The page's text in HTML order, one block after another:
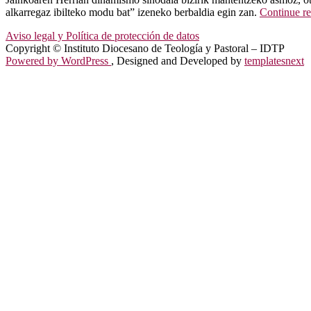
alkarregaz ibilteko modu bat” izeneko berbaldia egin zan. Continue
Aviso legal y Política de protección de datos
Copyright © Instituto Diocesano de Teología y Pastoral – IDTP
Powered by WordPress , Designed and Developed by templatesnext